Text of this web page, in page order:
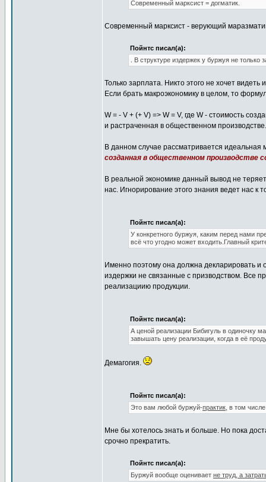
Современный марксист = догматик.
Современный марксист - верующий
Пойнтс писал(а):
. В структуре издержек у буржуя не только
Только зарплата. Никто этого не хочет видеть
Если брать макроэкономику в целом, то
W = - V + (+ V) => W = V, где W - стоимость
и растраченная в общественном производстве.
В данном случае рассматривается идеальная
созданная в общественном
В реальной экономике данный вывод не
нас. Игнорирование этого знания ведет нас к
Пойнтс писал(а):
У конкретного буржуя, каким перед нами
всё что угодно может входить.Главный
Именно поэтому она должна декларировать и
издержки не связанные с призводством. Все
реализациию продукции.
Пойнтс писал(а):
А ценой реализации Бибигуль в одиночку
завышать цену реализации, когда в её
Демагогия.
Пойнтс писал(а):
Это вам любой буржуй-практик , в том
Мне бы хотелось знать и больше. Но пока
срочно прекратить.
Пойнтс писал(а):
Буржуй вообще оценивает не труд, а